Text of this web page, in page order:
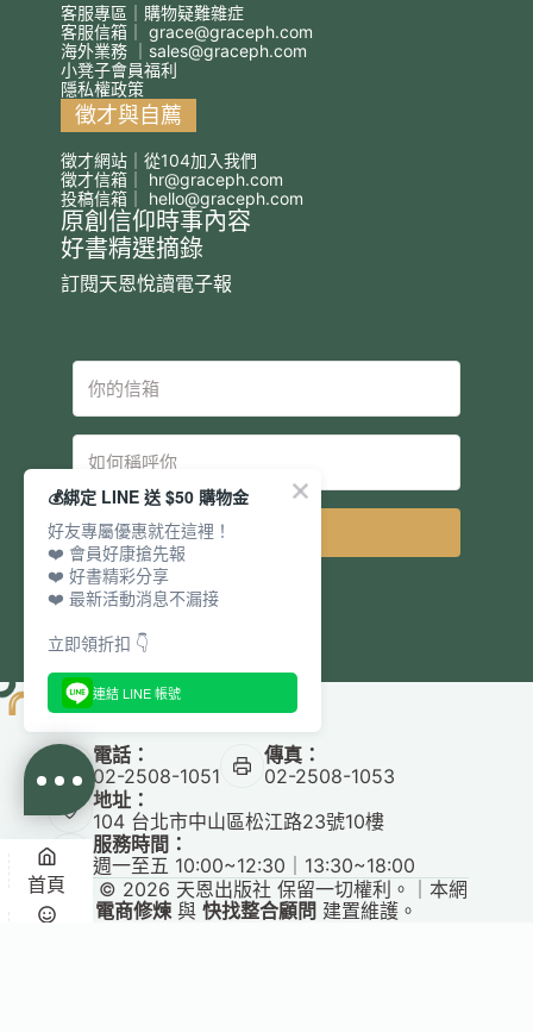
客服專區｜購物疑難雜症
客服信箱｜ grace@graceph.com
海外業務 ｜ sales@graceph.com
小凳子會員福利
隱私權政策
徵才與自薦
徵才網站｜從104加入我們
徵才信箱｜ hr@graceph.com
投稿信箱｜ hello@graceph.com
原創信仰時事內容
好書精選摘錄
訂閱天恩悅讀電子報
電話：
02-2508-1051
傳真：
02-2508-1053
地址：
104 台北市中山區松江路23號10樓
服務時間：
週一至五 10:00~12:30｜13:30~18:00
Copyright © 2026 天恩出版社 保留一切權利。｜本網
站由 電商修煉與快找整合顧問 建置維護。
首頁
💰綁定 LINE 送 $50 購物金
好友專屬優惠就在這裡！
❤️ 會員好康搶先報
❤️ 好書精彩分享
❤️ 最新活動消息不漏接
立即領折扣 👇
連結 LINE 帳號